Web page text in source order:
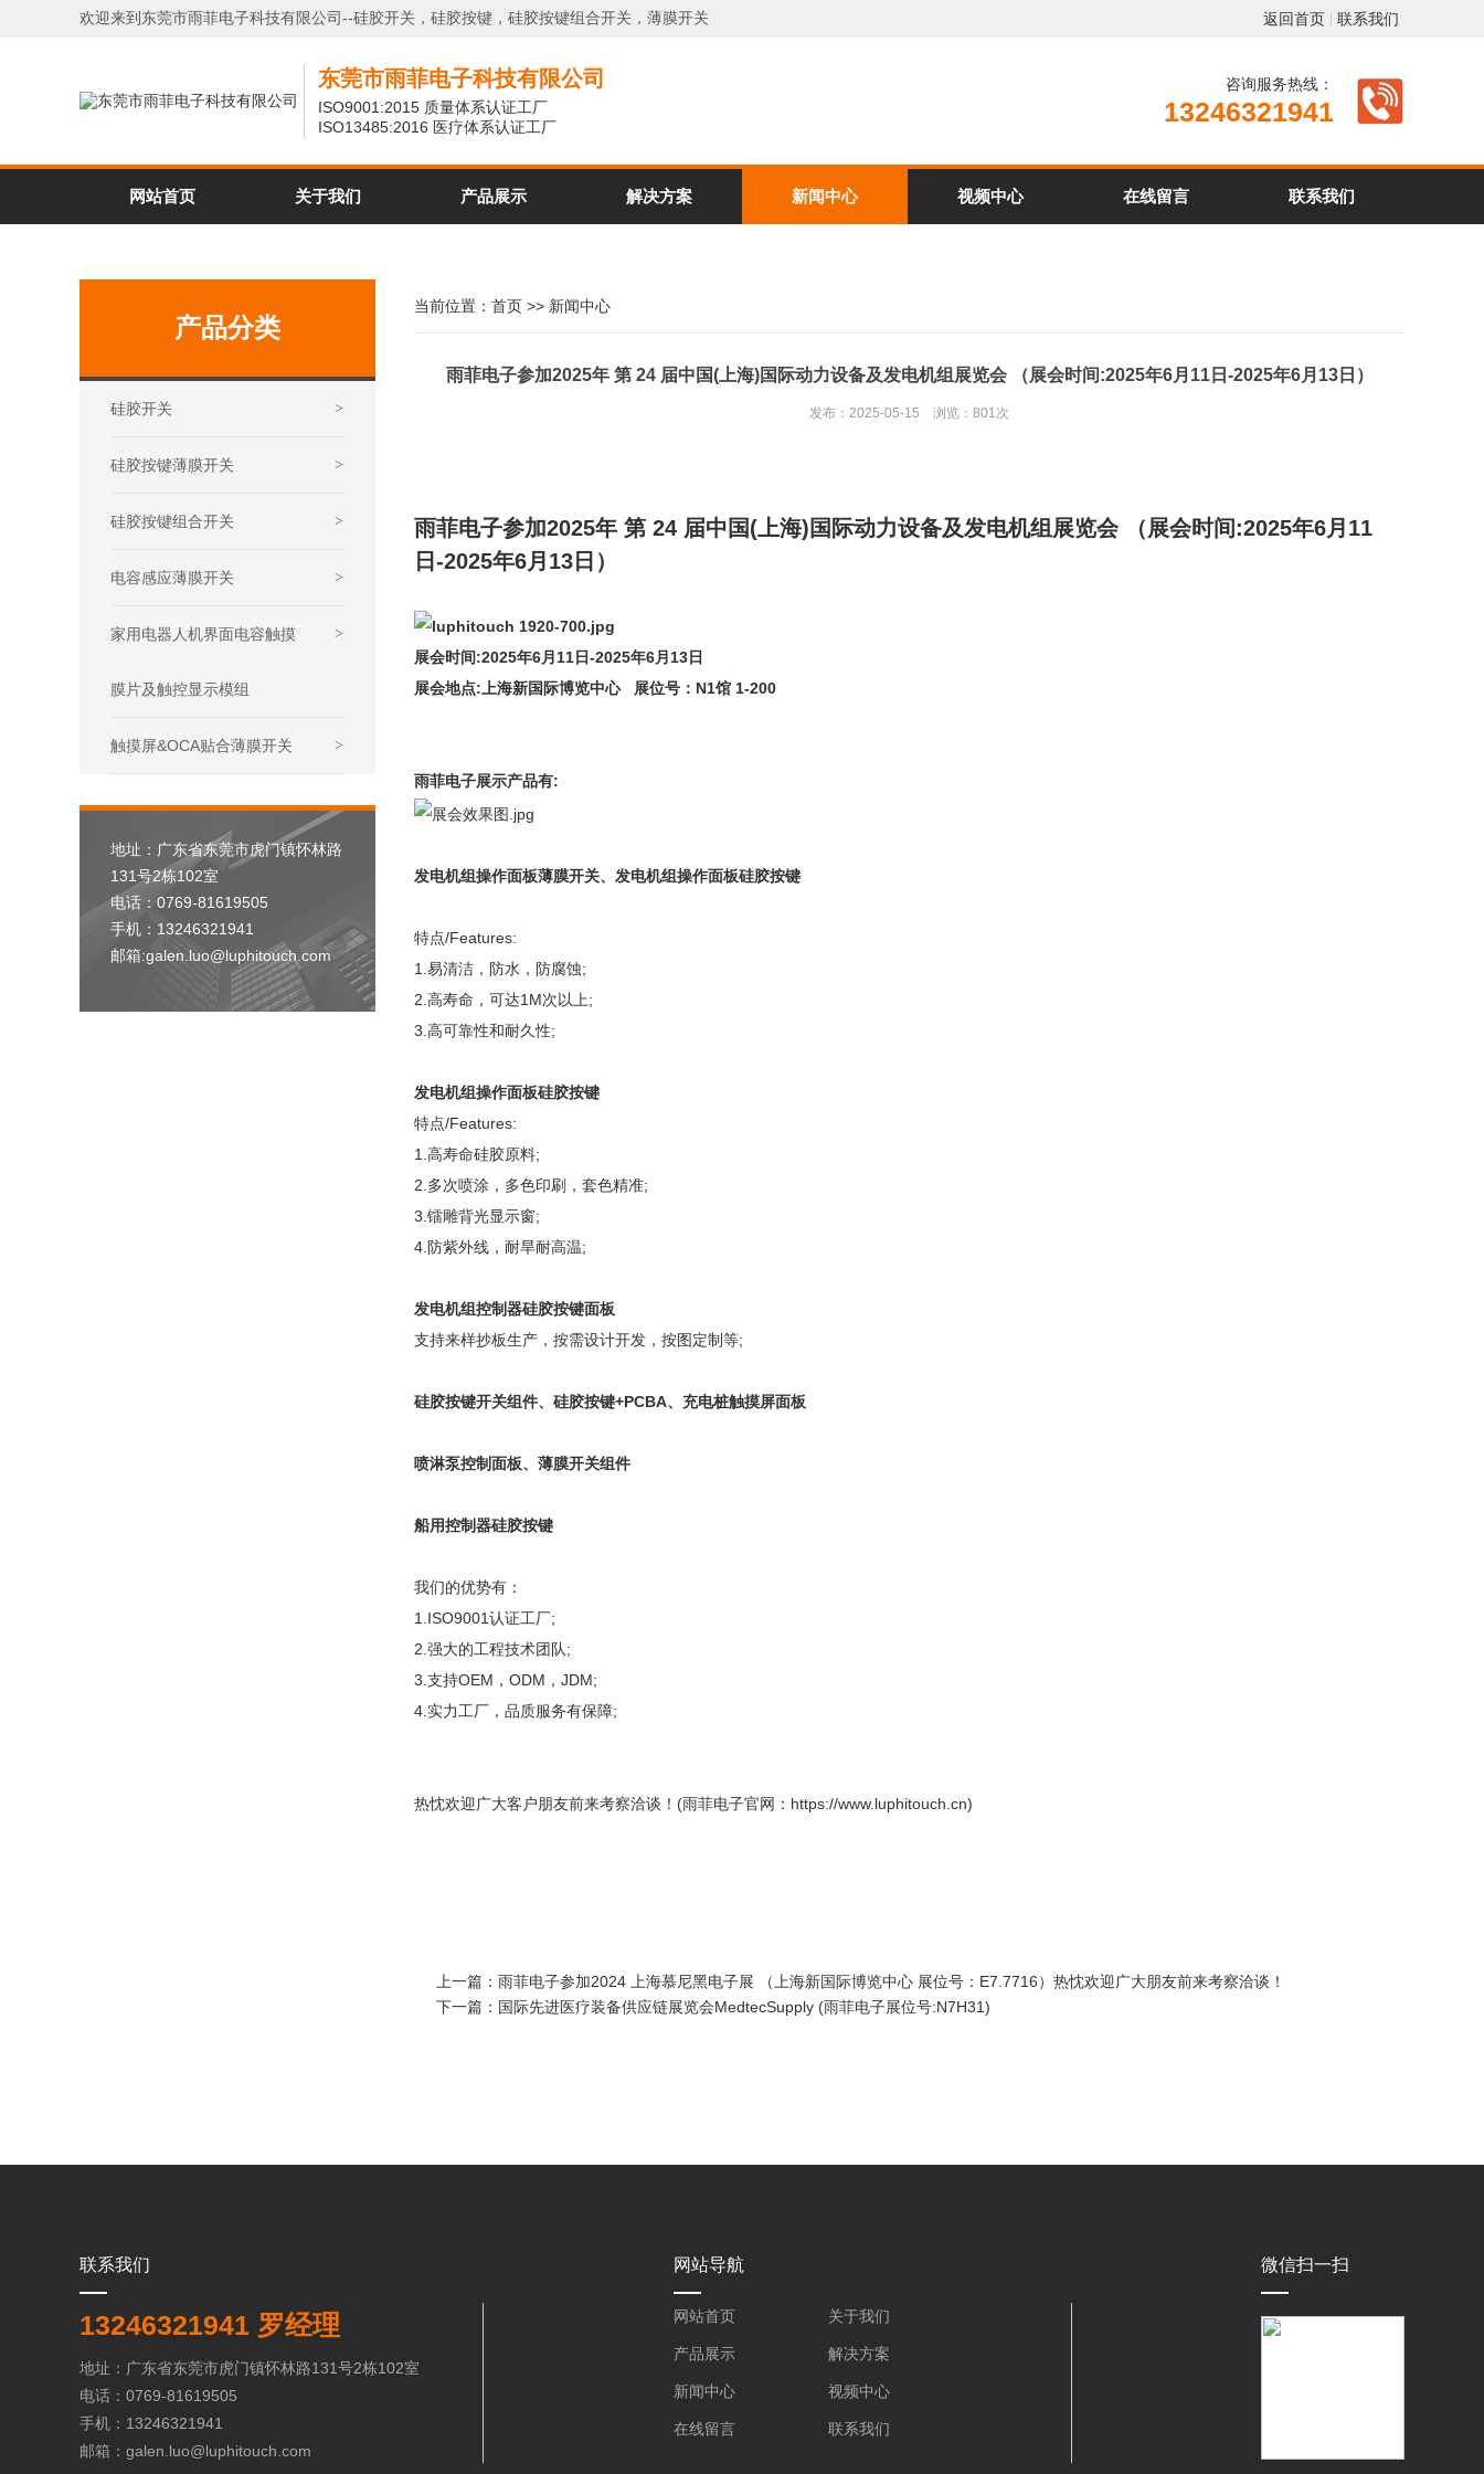
欢迎来到东莞市雨菲电子科技有限公司--硅胶开关，硅胶按键，硅胶按键组合开关，薄膜开关 返回首页 联系我们
东莞市雨菲电子科技有限公司
ISO9001:2015 质量体系认证工厂
ISO13485:2016 医疗体系认证工厂
咨询服务热线：
13246321941
网站首页 关于我们 产品展示 解决方案 新闻中心 视频中心 在线留言 联系我们
产品分类
硅胶开关 >
硅胶按键薄膜开关 >
硅胶按键组合开关 >
电容感应薄膜开关 >
家用电器人机界面电容触摸
膜片及触控显示模组
>
触摸屏&OCA贴合薄膜开关 >
地址：广东省东莞市虎门镇怀林路
131号2栋102室
电话：0769-81619505
手机：13246321941
邮箱:galen.luo@luphitouch.com
当前位置： 首页 >> 新闻中心
雨菲电子参加2025年 第 24 届中国(上海)国际动力设备及发电机组展览会 （展会时间:2025年6月11日-2025年6月13日）
发布：2025-05-15 浏览：801次
雨菲电子参加2025年 第 24 届中国(上海)国际动力设备及发电机组展览会 （展会时间:2025年6月11
日-2025年6月13日 ）
展会时间:2025年6月11日-2025年6月13日
展会地点:上海新国际博览中心 展位号：N1馆 1-200
雨菲电子展示产品有:
发电机组操作面板薄膜开关、发电机组操作面板硅胶按键
特点/Features:
1.易清洁，防水，防腐蚀;
2.高寿命，可达1M次以上;
3.高可靠性和耐久性;
发电机组操作面板硅胶按键
特点/Features:
1.高寿命硅胶原料;
2.多次喷涂，多色印刷，套色精准;
3.镭雕背光显示窗;
4.防紫外线，耐旱耐高温;
发电机组控制器硅胶按键面板
支持来样抄板生产，按需设计开发，按图定制等;
硅胶按键开关组件、硅胶按键+PCBA、充电桩触摸屏面板
喷淋泵控制面板、薄膜开关组件
船用控制器硅胶按键
我们的优势有：
1.ISO9001认证工厂;
2.强大的工程技术团队;
3.支持OEM，ODM，JDM;
4.实力工厂，品质服务有保障;
热忱欢迎广大客户朋友前来考察洽谈！(雨菲电子官网：https://www.luphitouch.cn)
上一篇： 雨菲电子参加2024 上海慕尼黑电子展 （上海新国际博览中心 展位号：E7.7716）热忱欢迎广大朋友前来考察洽谈！
下一篇： 国际先进医疗装备供应链展览会MedtecSupply (雨菲电子展位号:N7H31)
联系我们
13246321941 罗经理
地址：广东省东莞市虎门镇怀林路131号2栋102室
电话：0769-81619505
手机：13246321941
邮箱：galen.luo@luphitouch.com
网站导航
网站首页 关于我们
产品展示 解决方案
新闻中心 视频中心
在线留言 联系我们
微信扫一扫